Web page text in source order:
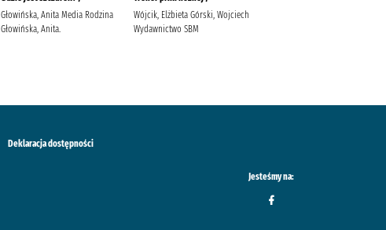
Głowińska, Anita Media Rodzina
Głowińska, Anita.
Wójcik, Elżbieta Górski, Wojciech
Wydawnictwo SBM
Deklaracja dostępności
Jesteśmy na: